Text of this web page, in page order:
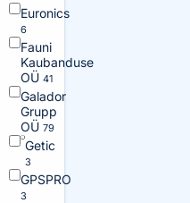
Euronics
6
Fauni
Kaubanduse
OÜ 41
Galador
Grupp
OÜ 79
Getic
3
GPSPRO
3